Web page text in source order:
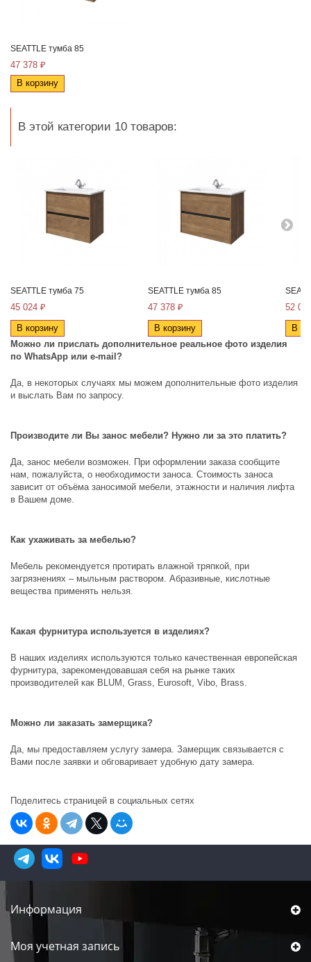
SEATTLE тумба 85
47 378 ₽
В корзину
В этой категории 10 товаров:
SEATTLE тумба 75
45 024 ₽
В корзину
SEATTLE тумба 85
47 378 ₽
В корзину
52
В
Можно ли прислать дополнительное реальное фото изделия
по WhatsApp или e-mail ?
Да, в некоторых случаях мы можем дополнительные фото изделия
и выслать Вам по запросу.
Производите ли Вы занос мебели? Нужно ли за это платить?
Да, занос мебели возможен. При оформлении заказа сообщите
нам, пожалуйста, о необходимости заноса. Стоимость заноса
зависит от объёма заносимой мебели, этажности и наличия лифта
в Вашем доме.
Как ухаживать за мебелью?
Мебель рекомендуется протирать влажной тряпкой, при
загрязнениях – мыльным раствором. Абразивные, кислотные
вещества применять нельзя.
Какая фурнитура используется в изделиях?
В наших изделиях используются только качественная европейская
фурнитура, зарекомендовавшая себя на рынке таких
производителей как BLUM, Grass, Eurosoft, Vibo, Brass.
Можно ли заказать замерщика?
Да, мы предоставляем услугу замера. Замерщик связывается с
Вами после заявки и обговаривает удобную дату замера.
Поделитесь страницей в социальных сетях
Информация
Моя учетная запись